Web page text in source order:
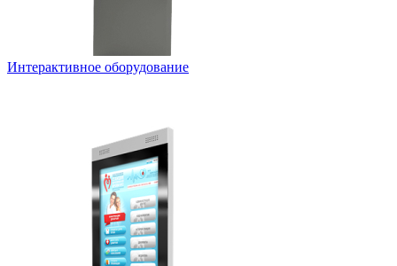
Интерактивное оборудование